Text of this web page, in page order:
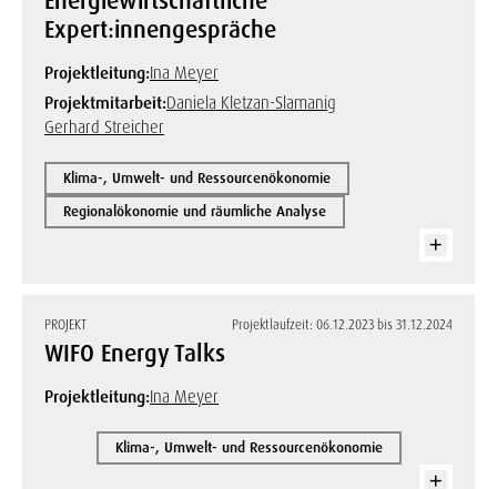
Expert:innengespräche
Projektleitung:Ina Meyer
Projektmitarbeit:Daniela Kletzan-Slamanig
Gerhard Streicher
Klima-, Umwelt- und Ressourcenökonomie
Regionalökonomie und räumliche Analyse
PROJEKT Projektlaufzeit: 06.12.2023 bis 31.12.2024
WIFO Energy Talks
Projektleitung:Ina Meyer
Klima-, Umwelt- und Ressourcenökonomie